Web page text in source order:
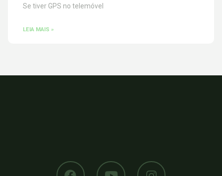
Se tiver GPS no telemóvel
LEIA MAIS »